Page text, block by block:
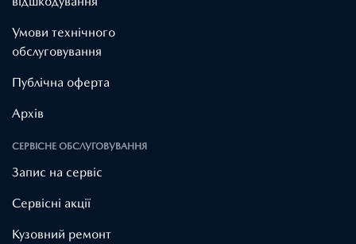
Умови технічного
обслуговування
Публічна оферта
Архів
СЕРВІСНЕ ОБСЛУГОВУВАННЯ
Запис на сервіс
Cервісні акції
Кузовний ремонт